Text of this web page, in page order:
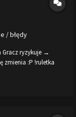
/ błędy
Gracz ryzykuje →
zmienia :P !ruletka
(niski zakres)...